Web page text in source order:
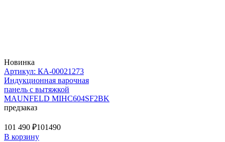
Новинка
Артикул: КА-00021273
Индукционная варочная
панель с вытяжкой
MAUNFELD MIHC604SF2BK
предзаказ
101 490 ₽101490
В корзину